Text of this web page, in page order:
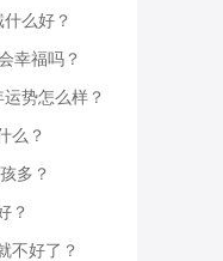
么好？
幸福吗？
势怎么样？
么？
多？
？
不好了？